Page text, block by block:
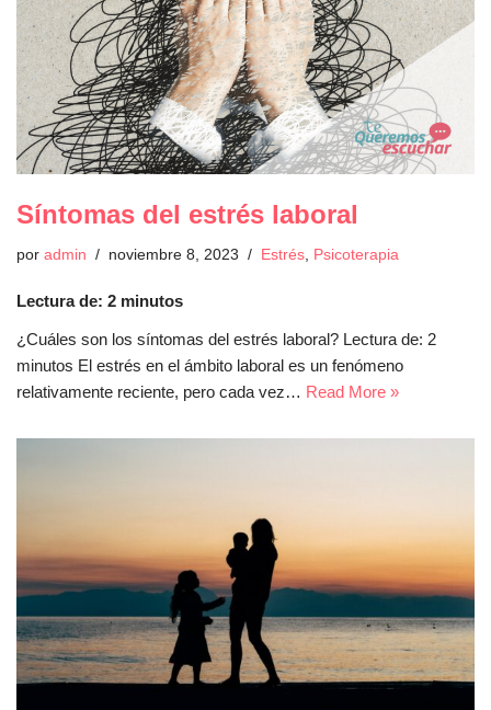
Síntomas del estrés laboral
por admin noviembre 8, 2023 Estrés Psicoterapia
Lectura de: 2 minutos
¿Cuáles son los síntomas del estrés laboral? Lectura de: 2
minutos El estrés en el ámbito laboral es un fenómeno
relativamente reciente, pero cada vez… Read More »